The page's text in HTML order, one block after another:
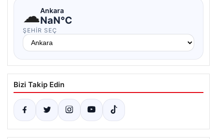
☁Ankara
NaN°C
ŞEHIR SEÇ
Bizi Takip Edin